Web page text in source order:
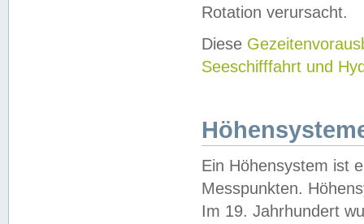
Rotation verursacht.
Diese
Seeschifffahrt und
Ein Höhensystem ist
Messpunkten.
Im 19. Jahrhundert